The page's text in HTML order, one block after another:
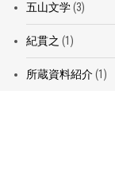
五山文学(3)
紀貫之 (1)
所蔵資料紹介(1)